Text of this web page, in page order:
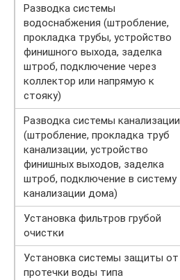
Разводка системы
водоснабжения (штробление,
прокладка трубы, устройство
финишного выхода, заделка
штроб, подключение через
коллектор или напрямую к
стояку)
Разводка системы канализации
(штробление, прокладка труб
канализации, устройство
финишных выходов, заделка
штроб, подключение в систему
канализации дома)
Установка фильтров грубой
очистки
Установка системы защиты от
протечки воды типа